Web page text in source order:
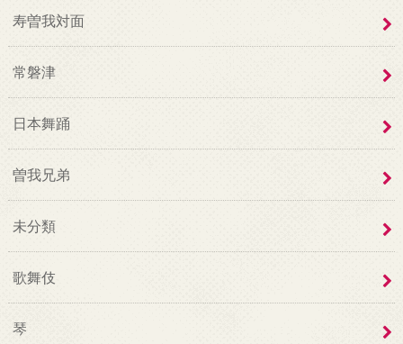
寿曽我対面
常磐津
日本舞踊
曽我兄弟
未分類
歌舞伎
琴